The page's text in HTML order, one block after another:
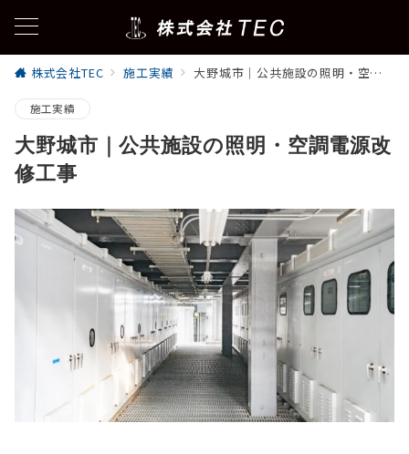
株式会社TEC 施工実績 大野城市｜公共施設の照明・空調電源改修工事
施工実績
大野城市｜公共施設の照明・空調電源改
修工事